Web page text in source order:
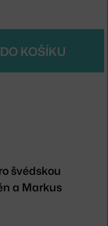
DO KOŠÍKU
švédskou
a Markus